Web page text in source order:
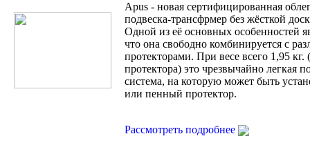
Apus - новая сертифицированная
подвеска-трансфрмер без жёсткой
Одной из её основных особенностей
что она свободно комбинируется с
протекторами. При весе всего 1,95 кг.
протектора) это чрезвычайно легкая
система, на которую может быть
или пенный протектор.
Рассмотреть подробнее